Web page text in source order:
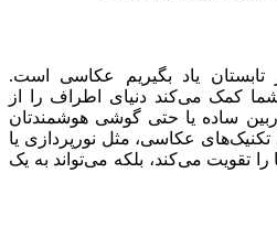
یاد بگیریم عکاسی است.
می‌کند دنیای اطراف را از
ساده یا حتی گوشی هوشمندتان
عکاسی، مثل نورپردازی یا
تقویت می‌کند، بلکه می‌تواند به یک